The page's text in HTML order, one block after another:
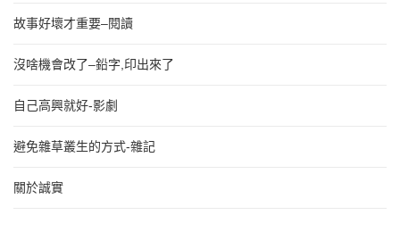
故事好壞才重要–閱讀
沒啥機會改了–鉛字,印出來了
自己高興就好-影劇
避免雜草叢生的方式-雜記
關於誠實